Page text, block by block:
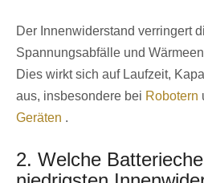
Der Innenwiderstand verringert
Spannungsabfälle und
Dies wirkt sich auf Laufzeit,
aus, insbesondere bei Robotern
Geräten .
2. Welche